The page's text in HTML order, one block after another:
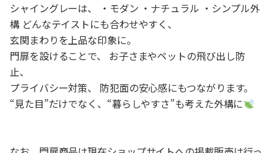
シャイングレーは、 ・モダン ・ナチュラル ・シンプル外
構 どんなテイストにも合わせやすく、
玄関まわりを上品な印象に。
門扉を設けることで、 お子さまやペットの飛び出し防
止、
プライバシー対策、 防犯面の安心感にもつながります。
“見た目”だけでなく、“暮らしやすさ”も考えた外構に